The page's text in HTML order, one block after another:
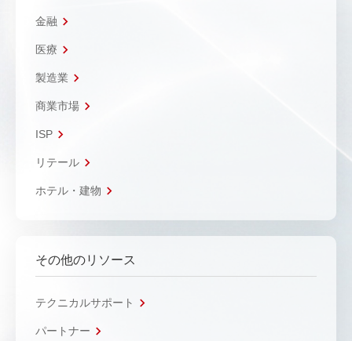
金融
医療
製造業
商業市場
ISP
リテール
ホテル・建物
その他のリソース
テクニカルサポート
パートナー